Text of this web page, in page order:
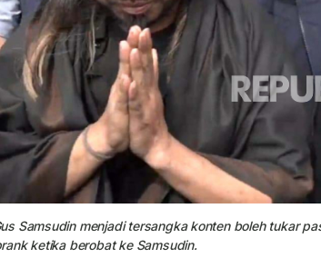
Samsudin menjadi tersangka konten boleh tukar
ketika berobat ke Samsudin.